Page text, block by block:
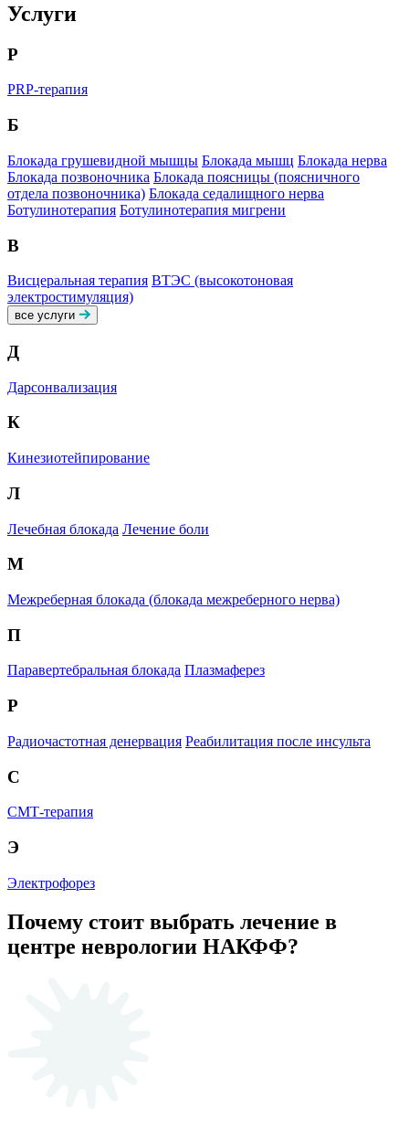
Услуги
P
PRP-терапия
Б
Блокада грушевидной мышцы Блокада мышц Блокада нерва
Блокада позвоночника Блокада поясницы (поясничного
отдела позвоночника) Блокада седалищного нерва
Ботулинотерапия Ботулинотерапия мигрени
В
Висцеральная терапия ВТЭС (высокотоновая
электростимуляция)
все услуги
Д
Дарсонвализация
К
Кинезиотейпирование
Л
Лечебная блокада Лечение боли
М
Межреберная блокада (блокада межреберного нерва)
П
Паравертебральная блокада Плазмаферез
Р
Радиочастотная денервация Реабилитация после инсульта
С
СМТ-терапия
Э
Электрофорез
Почему стоит выбрать лечение в
центре неврологии НАКФФ?